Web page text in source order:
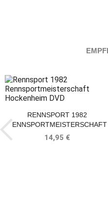
RENNSPORT 1982
RENNSPORTMEISTERSCHAFT
HOCKENHEIM DVD
14,95 €